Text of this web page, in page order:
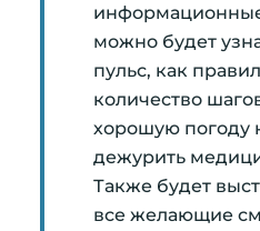
можно будет
пульс, как
количество
хорошую погоду
дежурить
Также будет
все желающие